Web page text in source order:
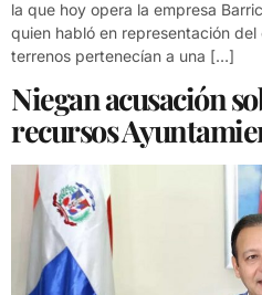
la que hoy opera la empresa
quien habló en representación
terrenos pertenecían a una […]
Niegan acusación
recursos